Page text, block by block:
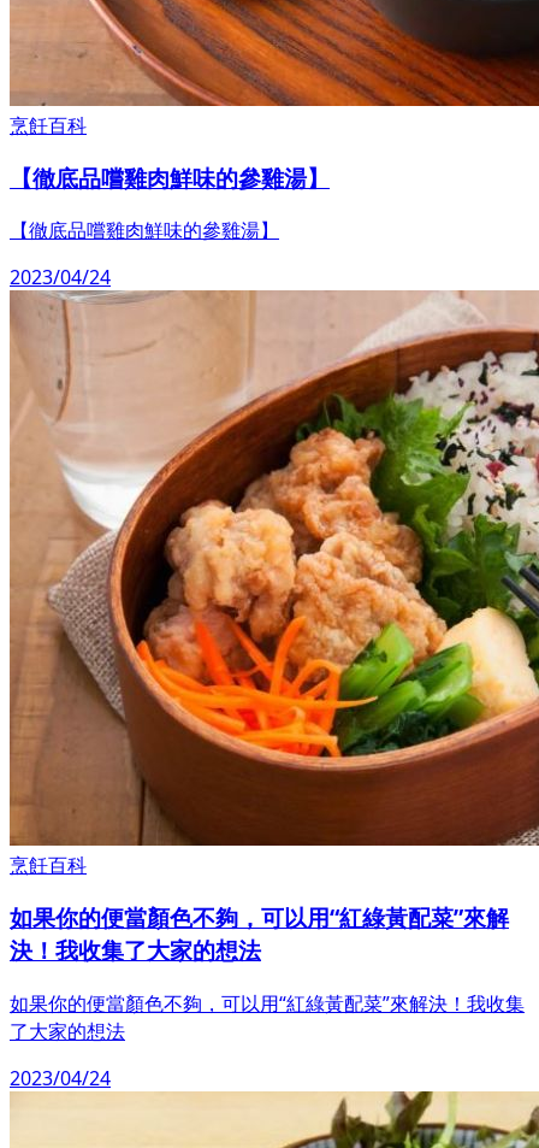
烹飪百科
【徹底品嚐雞肉鮮味的參雞湯】
【徹底品嚐雞肉鮮味的參雞湯】
2023/04/24
烹飪百科
如果你的便當顏色不夠，可以用“紅綠黃配菜”來解
決！我收集了大家的想法
如果你的便當顏色不夠，可以用“紅綠黃配菜”來解決！我收集
了大家的想法
2023/04/24